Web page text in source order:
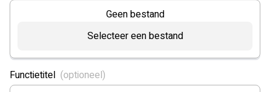
Geen bestand
Selecteer een bestand
Functietitel